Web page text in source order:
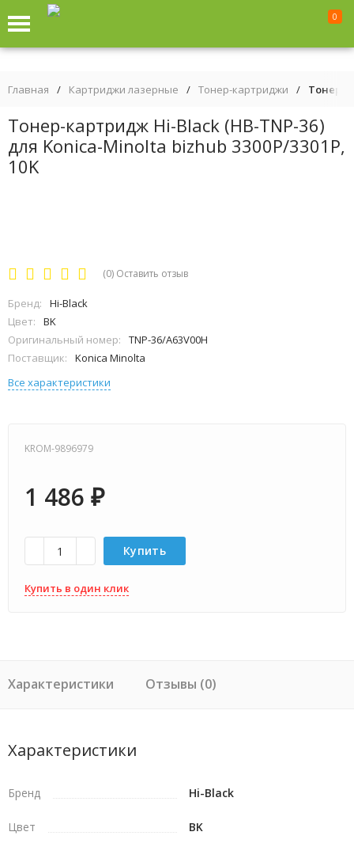
0
Главная / Картриджи лазерные / Тонер-картриджи / Тонер-
Тонер-картридж Hi-Black (HB-TNP-36)
для Konica-Minolta bizhub 3300P/3301P,
10K
(0) Оставить отзыв
Бренд:
Hi-Black
Цвет:
BK
Оригинальный номер:
TNP-36/A63V00H
Поставщик:
Konica Minolta
Все характеристики
KROM-9896979
1 486 ₽
Купить
Купить в один клик
Характеристики Отзывы (0)
Характеристики
Бренд Hi-Black
Цвет BK